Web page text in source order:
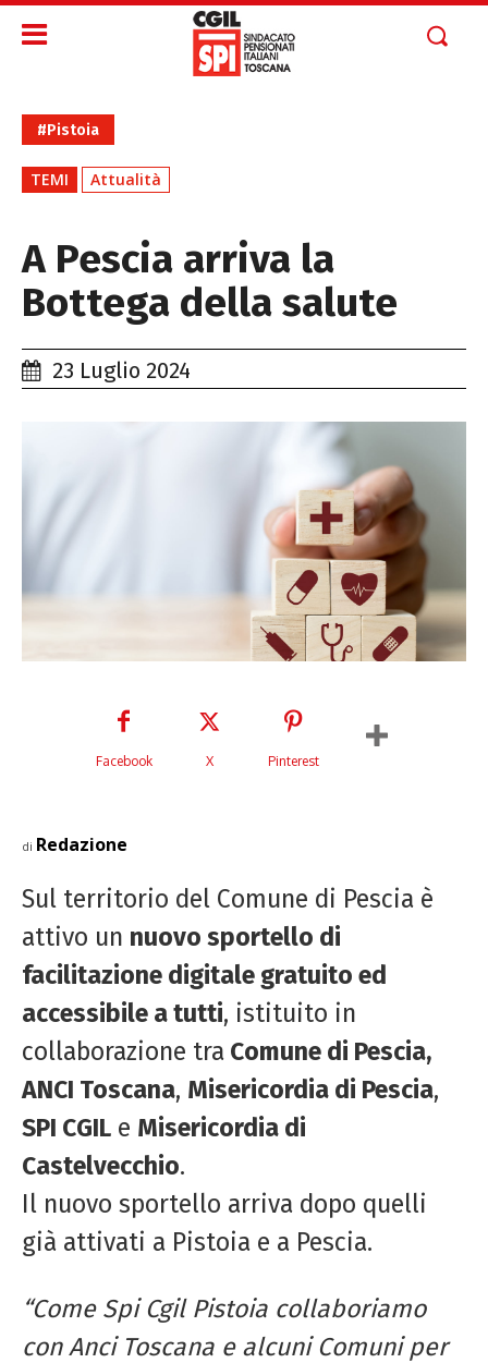
#Pistoia
TEMI Attualità
A Pescia arriva la
Bottega della salute
23 Luglio 2024
Facebook X Pinterest
di Redazione
Sul territorio del Comune di Pescia è
attivo un nuovo sportello di
facilitazione digitale gratuito ed
accessibile a tutti, istituito in
collaborazione tra Comune di Pescia,
ANCI Toscana, Misericordia di Pescia,
SPI CGIL e Misericordia di
Castelvecchio.
Il nuovo sportello arriva dopo quelli
già attivati a Pistoia e a Pescia.
“Come Spi Cgil Pistoia collaboriamo
con Anci Toscana e alcuni Comuni per